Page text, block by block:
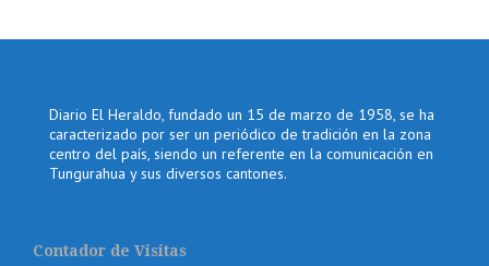
Diario El Heraldo, fundado un 15 de marzo de 1958, se ha
caracterizado por ser un periódico de tradición en la zona
centro del país, siendo un referente en la comunicación en
Tungurahua y sus diversos cantones.
Contador de Visitas